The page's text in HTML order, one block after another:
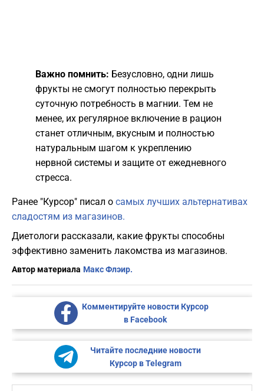
Важно помнить: Безусловно, одни лишь
фрукты не смогут полностью перекрыть
суточную потребность в магнии. Тем не
менее, их регулярное включение в рацион
станет отличным, вкусным и полностью
натуральным шагом к укреплению
нервной системы и защите от ежедневного
стресса.
Ранее "Курсор" писал о самых лучших альтернативах
сладостям из магазинов.
Диетологи рассказали, какие фрукты способны
эффективно заменить лакомства из магазинов.
Автор материала Макс Флэир.
Комментируйте новости Курсор
в Facebook
Читайте последние новости
Курсор в Telegram